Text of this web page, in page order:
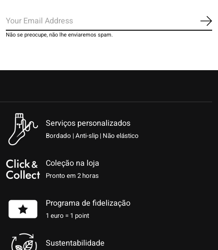
Não se preocupe, não lhe enviaremos spam.
Serviços personalizados
Bordado | Anti-slip | Não elástico
Coleção na loja
Pronto em 2 horas
Programa de fidelização
1 euro = 1 point
Sustentabilidade